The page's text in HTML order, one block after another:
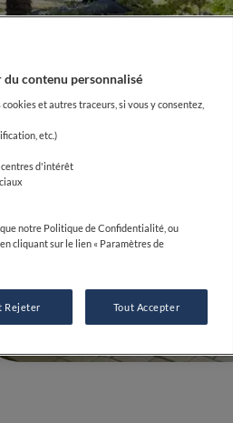
0 0 0
contenu personnalisé
et autres traceurs, si vous y consentez,
etc.)
centres d'intérêt
notre Politique de Confidentialité, ou
cliquant sur le lien « Paramètres de
Rejeter Tout Accepter